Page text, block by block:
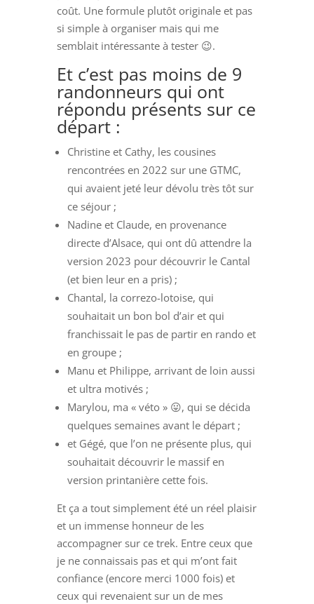
coût. Une formule plutôt originale et pas
si simple à organiser mais qui me
semblait intéressante à tester 😉.
Et c’est pas moins de 9
randonneurs qui ont
répondu présents sur ce
départ :
Christine et Cathy, les cousines
rencontrées en 2022 sur une GTMC,
qui avaient jeté leur dévolu très tôt sur
ce séjour ;
Nadine et Claude, en provenance
directe d’Alsace, qui ont dû attendre la
version 2023 pour découvrir le Cantal
(et bien leur en a pris) ;
Chantal, la correzo-lotoise, qui
souhaitait un bon bol d’air et qui
franchissait le pas de partir en rando et
en groupe ;
Manu et Philippe, arrivant de loin aussi
et ultra motivés ;
Marylou, ma « véto » 😛, qui se décida
quelques semaines avant le départ ;
et Gégé, que l’on ne présente plus, qui
souhaitait découvrir le massif en
version printanière cette fois.
Et ça a tout simplement été un réel plaisir
et un immense honneur de les
accompagner sur ce trek. Entre ceux que
je ne connaissais pas et qui m’ont fait
confiance (encore merci 1000 fois) et
ceux qui revenaient sur un de mes